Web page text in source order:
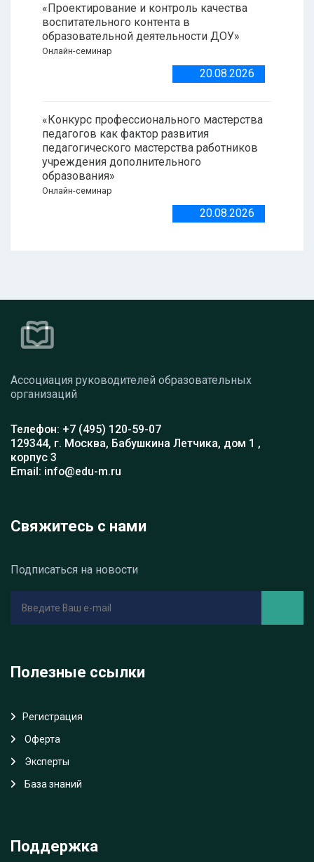
«Проектирование и контроль качества
воспитательного контента в
образовательной деятельности ДОУ»
Онлайн-семинар
20.08.2026
«Конкурс профессионального мастерства
педагогов как фактор развития
педагогического мастерства работников
учреждения дополнительного
образования»
Онлайн-семинар
20.08.2026
Ассоциация руководителей образовательных
организаций
Телефон: +7 (495) 120-59-07
129344, г. Москва, Бабушкина Летчика, дом 1 ,
корпус 3
Email: info@edu-m.ru
Свяжитесь с нами
Подписаться на новости
Полезные ссылки
Регистрация
Oферта
Эксперты
База знаний
Поддержка